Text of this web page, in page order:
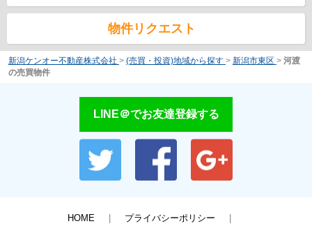
物件リクエスト
新潟ケンオー不動産株式会社 > (売買・投資)地域から探す > 新潟市東区 > 河渡
の売買物件
LINE＠でお友達登録する
HOME プライバシーポリシー